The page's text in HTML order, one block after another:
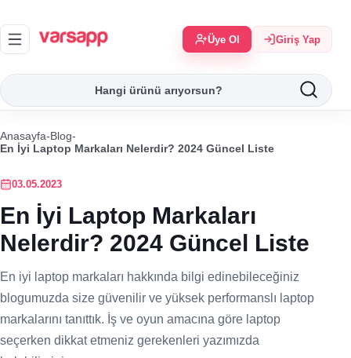
Üye Ol Giriş Yap
Anasayfa-Blog-
En İyi Laptop Markaları Nelerdir? 2024 Güncel Liste
03.05.2023
En İyi Laptop Markaları
Nelerdir? 2024 Güncel Liste
En iyi laptop markaları hakkında bilgi edinebileceğiniz
blogumuzda size güvenilir ve yüksek performanslı laptop
markalarını tanıttık. İş ve oyun amacına göre laptop
seçerken dikkat etmeniz gerekenleri yazımızda